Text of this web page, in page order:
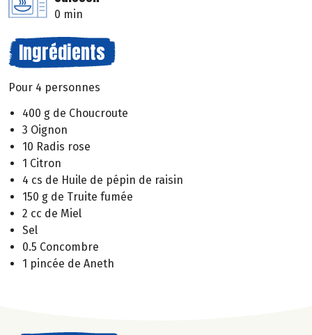
0 min
Ingrédients
Pour 4 personnes
400 g de Choucroute
3 Oignon
10 Radis rose
1 Citron
4 cs de Huile de pépin de raisin
150 g de Truite fumée
2 cc de Miel
Sel
0.5 Concombre
1 pincée de Aneth